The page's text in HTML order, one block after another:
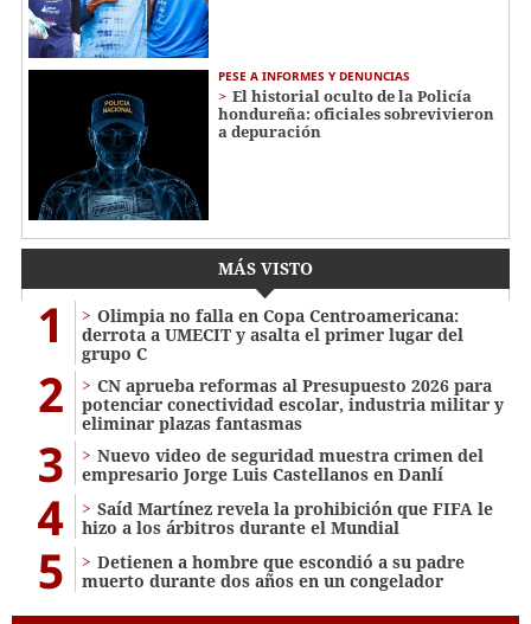
PESE A INFORMES Y DENUNCIAS
El historial oculto de la Policía
hondureña: oficiales sobrevivieron
a depuración
MÁS VISTO
1
Olimpia no falla en Copa Centroamericana:
derrota a UMECIT y asalta el primer lugar del
grupo C
2
CN aprueba reformas al Presupuesto 2026 para
potenciar conectividad escolar, industria militar y
eliminar plazas fantasmas
3
Nuevo video de seguridad muestra crimen del
empresario Jorge Luis Castellanos en Danlí
4
Saíd Martínez revela la prohibición que FIFA le
hizo a los árbitros durante el Mundial
5
Detienen a hombre que escondió a su padre
muerto durante dos años en un congelador